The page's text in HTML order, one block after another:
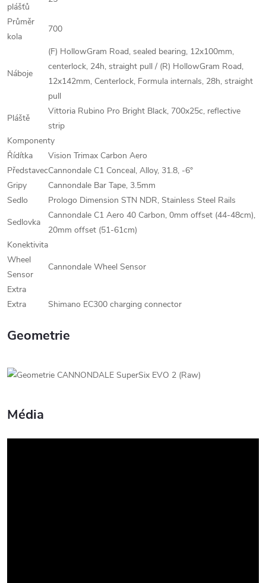
plášťů
Průměr
kola
700
Náboje
(F) HollowGram Road, sealed bearing, 12x100mm,
centerlock, 24h, straight pull / (R) HollowGram Road,
12x142mm, Centerlock, Formula internals, 28h, straight
pull
Pláště
Vittoria Rubino Pro Bright Black, 700x25c, reflective
strip
Komponenty
Řídítka
Vision Trimax Carbon Aero
PředstavecCannondale C1 Conceal, Alloy, 31.8, -6°
Gripy
Cannondale Bar Tape, 3.5mm
Sedlo
Prologo Dimension STN NDR, Stainless Steel Rails
Sedlovka
Cannondale C1 Aero 40 Carbon, 0mm offset (44-48cm),
20mm offset (51-61cm)
Konektivita
Wheel
Sensor
Cannondale Wheel Sensor
Extra
Extra
Shimano EC300 charging connector
Geometrie
Média